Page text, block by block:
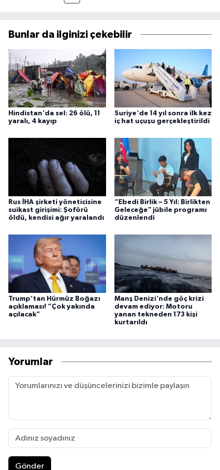
Bunlar da ilginizi çekebilir
Hindistan'da sel: 26 ölü, 11
yaralı, 4 kayıp
Suriye'de 14 yıl sonra ilk kez
iç hat uçuşu gerçekleştirildi
Rus İHA şirketi yöneticisine
suikast girişimi: Şoförü
öldü, kendisi ağır yaralandı
“Ebedi Birlik – 5 Yıl: Birlikten
Geleceğe” jübile programı
düzenlendi
Trump’tan Hürmüz Boğazı
açıklaması! “Çok yakında
açılacak”
Manş Denizi'nde göç krizi
devam ediyor: Motoru
yanan tekneden 173 kişi
kurtarıldı
Yorumlar
Gönder